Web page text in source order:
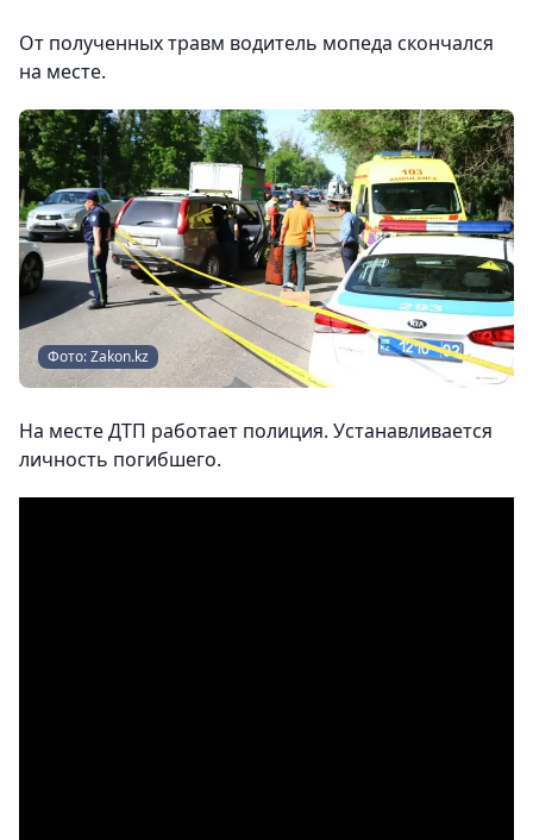
От полученных травм водитель мопеда скончался
на месте.
Фото: Zakon.kz
На месте ДТП работает полиция. Устанавливается
личность погибшего.